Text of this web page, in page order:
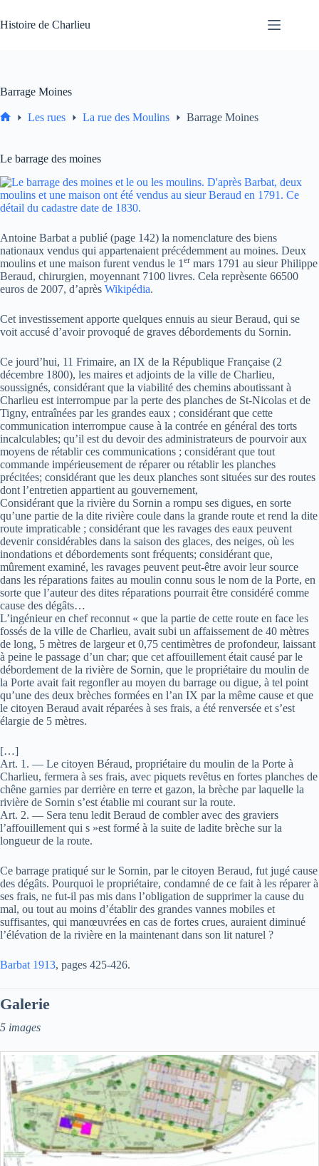
au
contenu
Histoire de Charlieu
Barrage Moines
Les rues La rue des Moulins Barrage Moines
Le barrage des moines
Antoine Barbat a publié (page 142) la nomenclature des biens
nationaux vendus qui appartenaient précédemment au moines. Deux
moulins et une maison furent vendus le 1 er mars 1791 au sieur Philippe
Beraud, chirurgien, moyennant 7100 livres. Cela reprèsente 66500
euros de 2007, d’après Wikipédia.
Cet investissement apporte quelques ennuis au sieur Beraud, qui se
voit accusé d’avoir provoqué de graves débordements du Sornin.
Ce jourd’hui, 11 Frimaire, an IX de la République Française (2
décembre 1800), les maires et adjoints de la ville de Charlieu,
soussignés, considérant que la viabilité des chemins aboutissant à
Charlieu est interrompue par la perte des planches de St-Nicolas et de
Tigny, entraînées par les grandes eaux ; considérant que cette
communication interrompue cause à la contrée en général des torts
incalculables; qu’il est du devoir des administrateurs de pourvoir aux
moyens de rétablir ces communications ; considérant que tout
commande impérieusement de réparer ou rétablir les planches
précitées; considérant que les deux planches sont situées sur des routes
dont l’entretien appartient au gouvernement,
Considérant que la rivière du Sornin a rompu ses digues, en sorte
qu’une partie de la dite rivière coule dans la grande route et rend la dite
route impraticable ; considérant que les ravages des eaux peuvent
devenir considérables dans la saison des glaces, des neiges, où les
inondations et débordements sont fréquents; considérant que,
mûrement examiné, les ravages peuvent peut-être avoir leur source
dans les réparations faites au moulin connu sous le nom de la Porte, en
sorte que l’auteur des dites réparations pourrait être considéré comme
cause des dégâts…
L’ingénieur en chef reconnut « que la partie de cette route en face les
fossés de la ville de Charlieu, avait subi un affaissement de 40 mètres
de long, 5 mètres de largeur et 0,75 centimètres de profondeur, laissant
à peine le passage d’un char; que cet affouillement était causé par le
débordement de la rivière de Sornin, que le propriétaire du moulin de
la Porte avait fait regonfler au moyen du barrage ou digue, à tel point
qu’une des deux brèches formées en l’an IX par la même cause et que
le citoyen Beraud avait réparées à ses frais, a été renversée et s’est
élargie de 5 mètres.
[…]
Art. 1. — Le citoyen Béraud, propriétaire du moulin de la Porte à
Charlieu, fermera à ses frais, avec piquets revêtus en fortes planches de
chêne garnies par derrière en terre et gazon, la brèche par laquelle la
rivière de Sornin s’est établie mi courant sur la route.
Art. 2. — Sera tenu ledit Beraud de combler avec des graviers
l’affouillement qui s »est formé à la suite de ladite brèche sur la
longueur de la route.
Ce barrage pratiqué sur le Sornin, par le citoyen Beraud, fut jugé cause
des dégâts. Pourquoi le propriétaire, condamné de ce fait à les réparer à
ses frais, ne fut-il pas mis dans l’obligation de supprimer la cause du
mal, ou tout au moins d’établir des grandes vannes mobiles et
suffisantes, qui manœuvrées en cas de fortes crues, auraient diminué
l’élévation de la rivière en la maintenant dans son lit naturel ?
Barbat 1913, pages 425-426.
Galerie
5 images